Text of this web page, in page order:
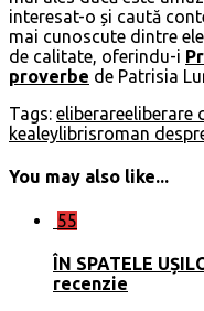
interesat-o și caută
mai cunoscute dintre
de calitate, oferindu-i
proverbe de Patrisia
Tags: eliberareeliberare
kealeylibrisroman
You may also like...
55
ÎN SPATELE
recenzie